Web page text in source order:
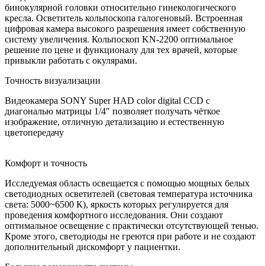
бинокулярной головки относительно гинекологического
кресла. Осветитель кольпоскопа галогеновый. Встроенная
цифровая камера высокого разрешения имеет собственную
систему увеличения. Кольпоскоп KN-2200 оптимальное
решение по цене и функционалу для тех врачей, которые
привыкли работать с окулярами.
Точность визуализации
Видеокамера SONY Super HAD color digital CCD с
диагональю матрицы 1/4″ позволяет получать чёткое
изображение, отличную детализацию и естественную
цветопередачу
Комфорт и точность
Исследуемая область освещается с помощью мощных белых
светодиодных осветителей (световая температура источника
света: 5000~6500 К), яркость которых регулируется для
проведения комфортного исследования. Они создают
оптимальное освещение с практически отсутствующей тенью.
Кроме этого, светодиоды не греются при работе и не создают
дополнительный дискомфорт у пациентки.